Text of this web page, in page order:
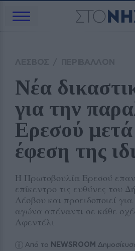
Νέα
για την
Ερεσού
έφεση της
Η Πρωτοβουλία Ερεσού
επίκεντρο τις ευθύνες του
Λέσβου και προειδοποιεί
αγώνα απέναντι σε κάθε
Αφεντέλι
Από το NEWSROOM